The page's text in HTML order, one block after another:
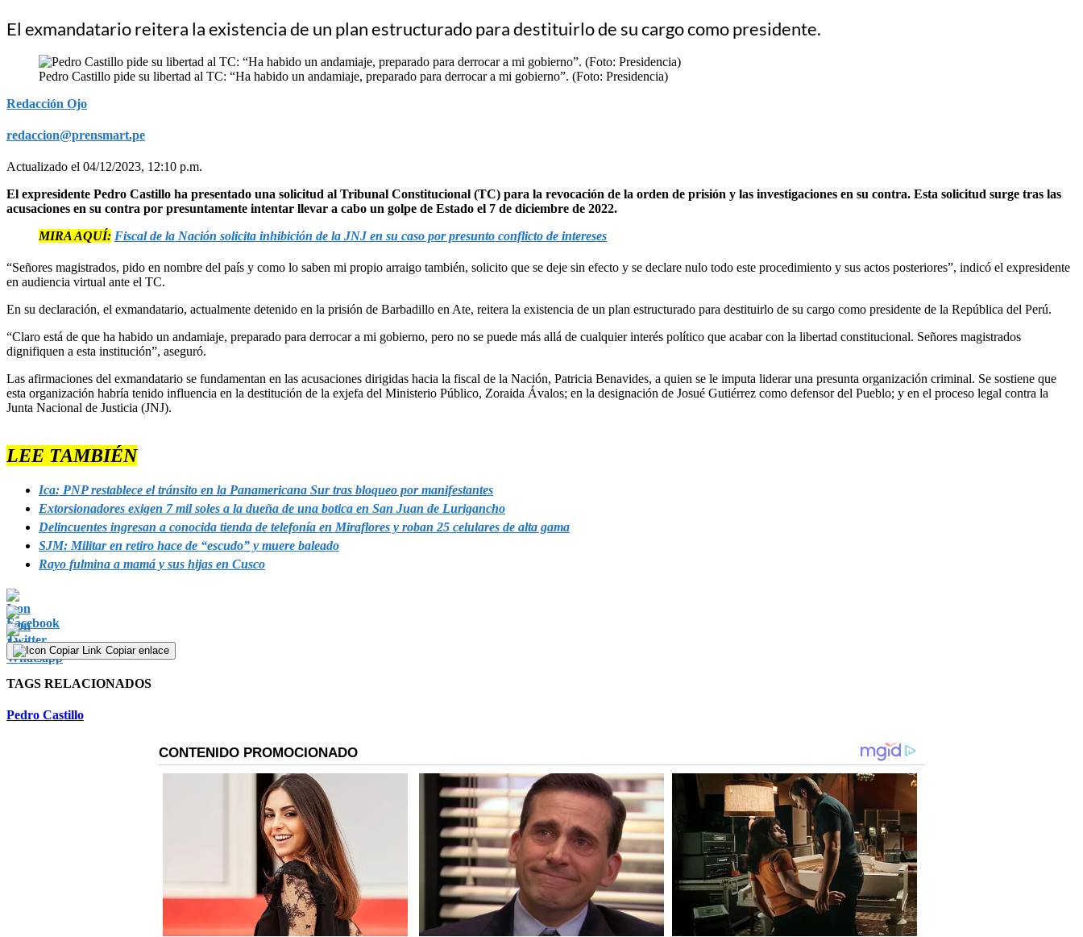
El exmandatario reitera la existencia de un plan estructurado para destituirlo de su cargo como presidente.
Pedro Castillo pide su libertad al TC: “Ha habido un andamiaje, preparado para derrocar a mi gobierno”. (Foto: Presidencia)
Redacción Ojo
redaccion@prensmart.pe
Actualizado el 04/12/2023, 12:10 p.m.
El expresidente Pedro Castillo ha presentado una solicitud al Tribunal Constitucional (TC) para la revocación de la orden de prisión y las investigaciones en su contra. Esta solicitud surge tras las
acusaciones en su contra por presuntamente intentar llevar a cabo un golpe de Estado el 7 de diciembre de 2022.
MIRA AQUÍ: Fiscal de la Nación solicita inhibición de la JNJ en su caso por presunto conflicto de intereses
“Señores magistrados, pido en nombre del país y como lo saben mi propio arraigo también, solicito que se deje sin efecto y se declare nulo todo este procedimiento y sus actos posteriores”, indicó el expresidente
en audiencia virtual ante el TC.
En su declaración, el exmandatario, actualmente detenido en la prisión de Barbadillo en Ate, reitera la existencia de un plan estructurado para destituirlo de su cargo como presidente de la República del Perú.
“Claro está de que ha habido un andamiaje, preparado para derrocar a mi gobierno, pero no se puede más allá de cualquier interés político que acabar con la libertad constitucional. Señores magistrados
dignifiquen a esta institución”, aseguró.
Las afirmaciones del exmandatario se fundamentan en las acusaciones dirigidas hacia la fiscal de la Nación, Patricia Benavides, a quien se le imputa liderar una presunta organización criminal. Se sostiene que
esta organización habría tenido influencia en la destitución de la exjefa del Ministerio Público, Zoraida Ávalos; en la designación de Josué Gutiérrez como defensor del Pueblo; y en el proceso legal contra la
Junta Nacional de Justicia (JNJ).
LEE TAMBIÉN
Ica: PNP restablece el tránsito en la Panamericana Sur tras bloqueo por manifestantes
Extorsionadores exigen 7 mil soles a la dueña de una botica en San Juan de Lurigancho
Delincuentes ingresan a conocida tienda de telefonía en Miraflores y roban 25 celulares de alta gama
SJM: Militar en retiro hace de “escudo” y muere baleado
Rayo fulmina a mamá y sus hijas en Cusco
Copiar enlace
TAGS RELACIONADOS
Pedro Castillo